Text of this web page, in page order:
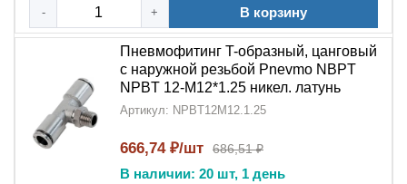
- + В корзину
Пневмофитинг T-образный, цанговый
с наружной резьбой Pnevmo NBPT
NPBT 12-M12*1.25 никел. латунь
Артикул: NPBT12M12.1.25
666,74 ₽/шт 686,51 ₽
В наличии: 20 шт, 1 день